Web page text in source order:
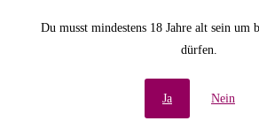
Du musst mindestens 18 Jahre alt sein um
dürfen.
Ja Nein
Wir arbeiten